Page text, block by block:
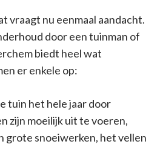
vraagt nu eenmaal aandacht.
door een tuinman of
biedt heel wat
er enkele op:
tuin het hele jaar door
zijn moeilijk uit te voeren,
grote snoeiwerken, het vellen